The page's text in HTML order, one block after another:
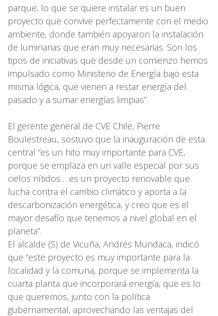
parque, lo que se quiere instalar es un buen
proyecto que convive perfectamente con el medio
ambiente, donde también apoyaron la instalación
de luminarias que eran muy necesarias. Son los
tipos de iniciativas que desde un comienzo hemos
impulsado como Ministerio de Energía bajo esta
misma lógica, que vienen a restar energía del
pasado y a sumar energías limpias”.
El gerente general de CVE Chile, Pierre
Boulestreau, sostuvo que la inauguración de esta
central “es un hito muy importante para CVE,
porque se emplaza en un valle especial por sus
cielos nítidos… es un proyecto renovable que
lucha contra el cambio climático y aporta a la
descarbonización energética, y creo que es el
mayor desafío que tenemos a nivel global en el
planeta”.
El alcalde (S) de Vicuña, Andrés Mundaca, indicó
que “este proyecto es muy importante para la
localidad y la comuna, porque se implementa la
cuarta planta que incorporará energía, que es lo
que queremos, junto con la política
gubernamental, aprovechando las ventajas del